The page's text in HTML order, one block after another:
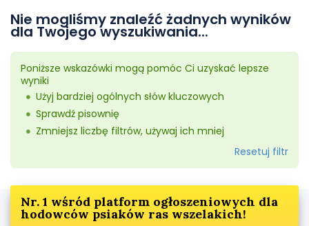
Nie mogliśmy znaleźć żadnych wyników
dla Twojego wyszukiwania...
Poniższe wskazówki mogą pomóc Ci uzyskać lepsze
wyniki
Użyj bardziej ogólnych słów kluczowych
Sprawdź pisownię
Zmniejsz liczbę filtrów, używaj ich mniej
Resetuj filtr
Nr. 1 wśród platform ogłoszeniowych dla
hodowców psiaków ras wszelakich!